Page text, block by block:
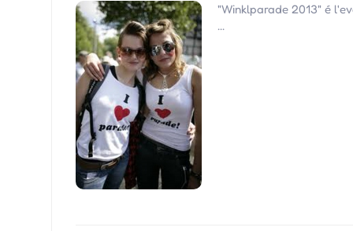
"Winklparade 2013" é
...